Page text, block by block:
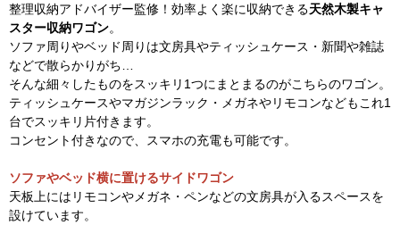
整理収納アドバイザー監修！効率よく楽に収納できる天然木製キャ
スター収納ワゴン。
ソファ周りやベッド周りは文房具やティッシュケース・新聞や雑誌
などで散らかりがち…
そんな細々したものをスッキリ1つにまとまるのがこちらのワゴン。
ティッシュケースやマガジンラック・メガネやリモコンなどもこれ1
台でスッキリ片付きます。
コンセント付きなので、スマホの充電も可能です。
ソファやベッド横に置けるサイドワゴン
天板上にはリモコンやメガネ・ペンなどの文房具が入るスペースを
設けています。